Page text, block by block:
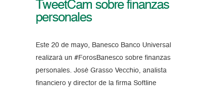
TweetCam sobre finanzas
personales
Este 20 de mayo, Banesco Banco Universal
realizará un #ForosBanesco sobre finanzas
personales. José Grasso Vecchio, analista
financiero y director de la firma Softline